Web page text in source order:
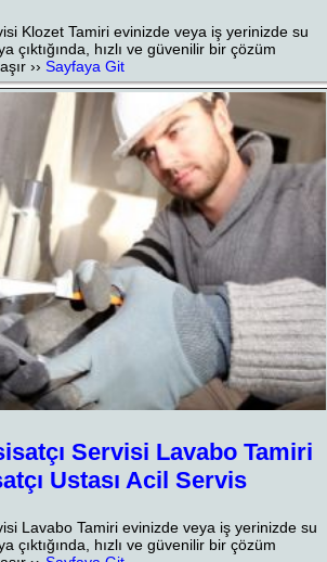
Klozet Tamiri evinizde veya iş yerinizde su
çıktığında, hızlı ve güvenilir bir çözüm
››Sayfaya Git
Servisi Lavabo Tamiri
Ustası Acil Servis
Lavabo Tamiri evinizde veya iş yerinizde su
çıktığında, hızlı ve güvenilir bir çözüm